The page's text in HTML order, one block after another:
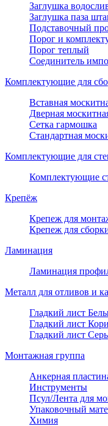
Заглушка
Заглушка паза
Подставочный
Порог и
Порог теплый
Соединитель
Комплектующие для
Вставная
Дверная
Сетка гармошка
Стандартная
Комплектующие для
Комплектующие
Крепёж
Крепеж для
Крепеж для
Ламинация
Ламинация
Металл для отливов и
Гладкий лист
Гладкий лист
Гладкий лист
Монтажная группа
Анкерная
Инструменты
Псул/Лента для
Упаковочный
Химия